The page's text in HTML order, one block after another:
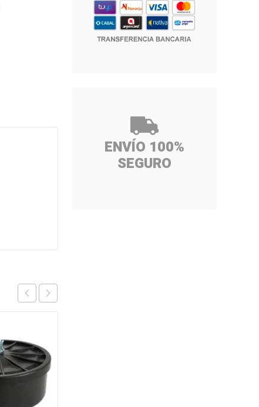
ENVÍO 100%
SEGURO